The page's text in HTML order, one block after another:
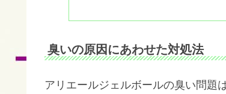
臭いの原因にあわせた対処法
アリエールジェルボールの臭い問題